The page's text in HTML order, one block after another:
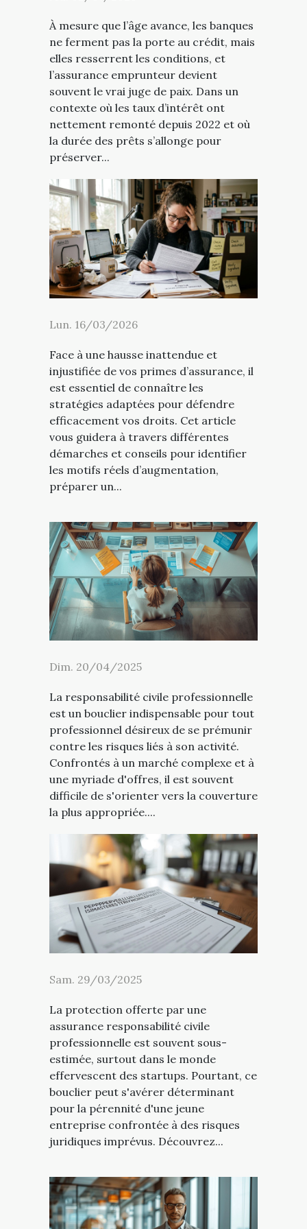
À mesure que l’âge avance, les banques
ne ferment pas la porte au crédit, mais
elles resserrent les conditions, et
l’assurance emprunteur devient
souvent le vrai juge de paix. Dans un
contexte où les taux d’intérêt ont
nettement remonté depuis 2022 et où
la durée des prêts s’allonge pour
préserver...
Lun. 16/03/2026
Face à une hausse inattendue et
injustifiée de vos primes d’assurance, il
est essentiel de connaître les
stratégies adaptées pour défendre
efficacement vos droits. Cet article
vous guidera à travers différentes
démarches et conseils pour identifier
les motifs réels d’augmentation,
préparer un...
Dim. 20/04/2025
La responsabilité civile professionnelle
est un bouclier indispensable pour tout
professionnel désireux de se prémunir
contre les risques liés à son activité.
Confrontés à un marché complexe et à
une myriade d'offres, il est souvent
difficile de s'orienter vers la couverture
la plus appropriée....
Sam. 29/03/2025
La protection offerte par une
assurance responsabilité civile
professionnelle est souvent sous-
estimée, surtout dans le monde
effervescent des startups. Pourtant, ce
bouclier peut s'avérer déterminant
pour la pérennité d'une jeune
entreprise confrontée à des risques
juridiques imprévus. Découvrez...